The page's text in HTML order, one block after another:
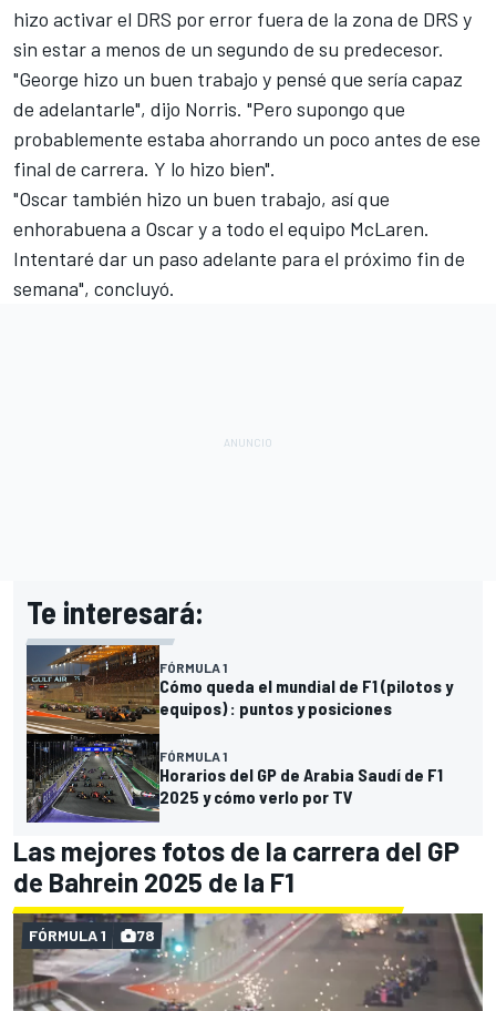
hizo activar el DRS por error fuera de la zona de DRS y
sin estar a menos de un segundo de su predecesor.
"George hizo un buen trabajo y pensé que sería capaz
de adelantarle", dijo Norris. "Pero supongo que
probablemente estaba ahorrando un poco antes de ese
final de carrera. Y lo hizo bien".
"Oscar también hizo un buen trabajo, así que
enhorabuena a Oscar y a todo el equipo McLaren.
Intentaré dar un paso adelante para el próximo fin de
semana", concluyó.
Te interesará:
FÓRMULA 1
Cómo queda el mundial de F1 (pilotos y
equipos) : puntos y posiciones
FÓRMULA 1
Horarios del GP de Arabia Saudí de F1
2025 y cómo verlo por TV
Las mejores fotos de la carrera del GP
de Bahrein 2025 de la F1
FÓRMULA 1 78